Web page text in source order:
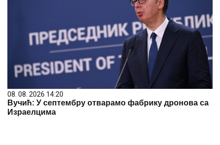
08. 08. 2026 14:20
Вучић: У септембру отварамо фабрику дронова са
Израелцима